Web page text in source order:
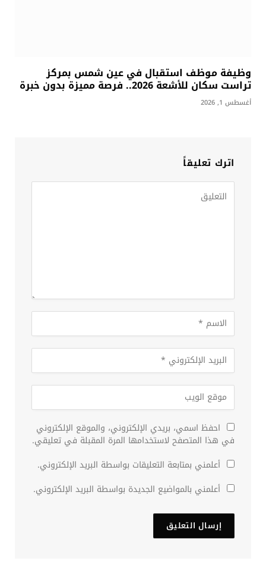
وظيفة موظف استقبال في عين شمس بمركز
تراست سكان للأشعة 2026.. فرصة مميزة بدون خبرة
أغسطس 1, 2026
اترك تعليقاً
احفظ اسمي، بريدي الإلكتروني، والموقع الإلكتروني
في هذا المتصفح لاستخدامها المرة المقبلة في تعليقي.
أعلمني بمتابعة التعليقات بواسطة البريد الإلكتروني.
أعلمني بالمواضيع الجديدة بواسطة البريد الإلكتروني.